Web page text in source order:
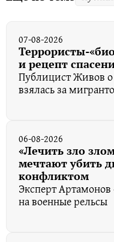
07-08-2026
Террористы-
и рецепт
Публицист Живов
взялась за
06-08-2026
«Лечить зло
мечтают убить
конфликтом
Эксперт
на военные рельсы